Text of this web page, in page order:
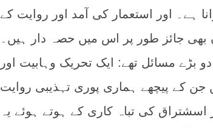
ہے۔ اور استعمار کی آمد اور روایت کے
بھی جائز طور پر اس میں حصہ دار ہیں۔
بڑے مسائل تھے: ایک تحریک وہابیت اور
جن کے پیچھے ہماری پوری تہذیبی روایت
کی تباہ کاری کے ہوتے ہوئے یہ